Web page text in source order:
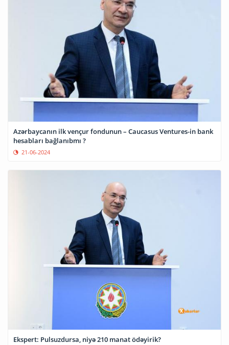
Azərbaycanın ilk vençur fondunun – Caucasus Ventures-in bank
hesabları bağlanıbmı ?
21-06-2024
Ekspert: Pulsuzdursa, niyə 210 manat ödəyirik?